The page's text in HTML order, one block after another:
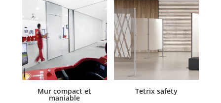
Mur compact et
maniable
Tetrix safety